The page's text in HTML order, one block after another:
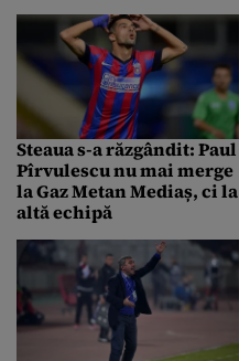
Steaua s-a răzgândit: Paul
Pîrvulescu nu mai merge
la Gaz Metan Mediaș, ci la
altă echipă